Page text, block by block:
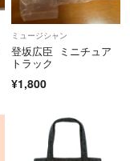
ミュージシャン
登坂広臣 ミニチュア
トラック
¥1,800